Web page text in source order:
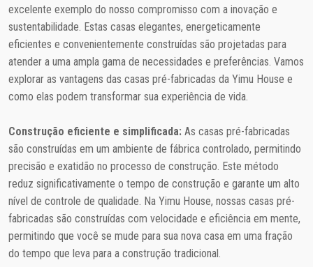
excelente exemplo do nosso compromisso com a inovação e
sustentabilidade. Estas casas elegantes, energeticamente
eficientes e convenientemente construídas são projetadas para
atender a uma ampla gama de necessidades e preferências. Vamos
explorar as vantagens das casas pré-fabricadas da Yimu House e
como elas podem transformar sua experiência de vida.
Construção eficiente e simplificada: As casas pré-fabricadas
são construídas em um ambiente de fábrica controlado, permitindo
precisão e exatidão no processo de construção. Este método
reduz significativamente o tempo de construção e garante um alto
nível de controle de qualidade. Na Yimu House, nossas casas pré-
fabricadas são construídas com velocidade e eficiência em mente,
permitindo que você se mude para sua nova casa em uma fração
do tempo que leva para a construção tradicional.